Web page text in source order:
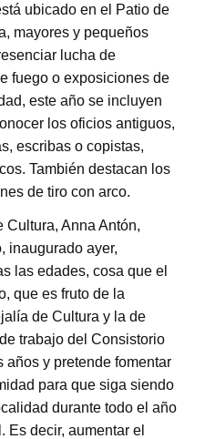
ubicado en el Patio de
mayores y pequeños
lucha de
fuego o exposiciones de
este año se incluyen
los oficios antiguos,
escribas o copistas,
También destacan los
de tiro con arco.
Anna Antón,
inaugurado ayer,
las edades, cosa que el
que es fruto de la
de Cultura y la de
trabajo del Consistorio
y pretende fomentar
para que siga siendo
durante todo el año
Es decir, aumentar el